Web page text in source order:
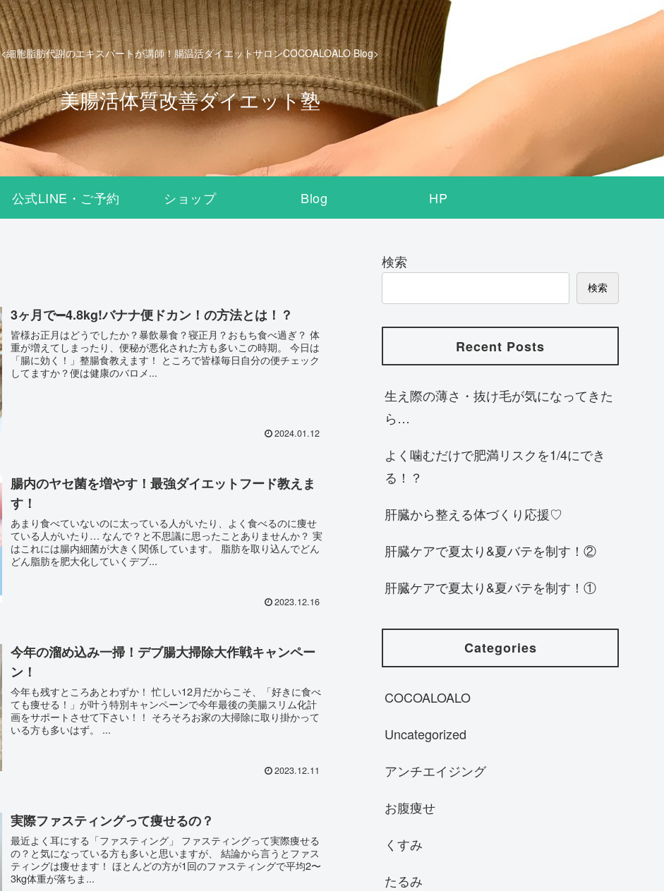
<細胞脂肪代謝のエキスパートが講師！腸温活ダイエットサロンCOCOALOALO Blog>
美腸活体質改善ダイエット塾
公式LINE・ご予約 ショップ Blog HP
3ヶ月で➖4.8kg!バナナ便ドカン！の方法とは！？
皆様お正月はどうでしたか？暴飲暴食？寝正月？おもち食べ過ぎ？ 体
重が増えてしまったり、便秘が悪化された方も多いこの時期。 今日は
「腸に効く！」整腸食教えます！ ところで皆様毎日自分の便チェック
してますか？便は健康のバロメ...
2024.01.12
腸内のヤセ菌を増やす！最強ダイエットフード教えま
す！
あまり食べていないのに太っている人がいたり、よく食べるのに痩せ
ている人がいたり… なんで？と不思議に思ったことありませんか？ 実
はこれには腸内細菌が大きく関係しています。 脂肪を取り込んでどん
どん脂肪を肥大化していくデブ...
2023.12.16
今年の溜め込み一掃！デブ腸大掃除大作戦キャンペー
ン！
今年も残すところあとわずか！ 忙しい12月だからこそ、「好きに食べ
ても痩せる！」が叶う特別キャンペーンで今年最後の美腸スリム化計
画をサポートさせて下さい！！ そろそろお家の大掃除に取り掛かって
いる方も多いはず。 ...
2023.12.11
実際ファスティングって痩せるの？
最近よく耳にする「ファスティング」 ファスティングって実際痩せる
の？と気になっている方も多いと思いますが、 結論から言うとファス
ティングは痩せます！ ほとんどの方が1回のファスティングで平均2〜
3kg体重が落ちま...
検索
検索
Recent Posts
生え際の薄さ・抜け毛が気になってきた
ら…
よく噛むだけで肥満リスクを1/4にでき
る！？
肝臓から整える体づくり応援♡
肝臓ケアで夏太り&夏バテを制す！②
肝臓ケアで夏太り&夏バテを制す！①
Categories
COCOALOALO
Uncategorized
アンチエイジング
お腹痩せ
くすみ
たるみ